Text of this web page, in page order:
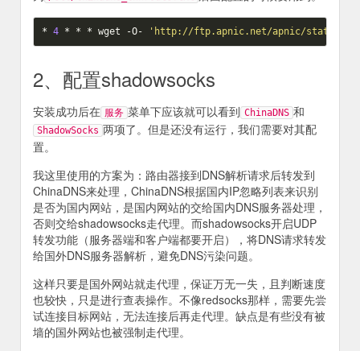
* 4 * * * wget -O- 'http://ftp.apnic.net/apnic/stats/
2、配置shadowsocks
安装成功后在 服务 菜单下应该就可以看到 ChinaDNS 和
ShadowSocks 两项了。但是还没有运行，我们需要对其配
置。
我这里使用的方案为：路由器接到DNS解析请求后转发到
ChinaDNS来处理，ChinaDNS根据国内IP忽略列表来识别
是否为国内网站，是国内网站的交给国内DNS服务器处理，
否则交给shadowsocks走代理。而shadowsocks开启UDP
转发功能（服务器端和客户端都要开启），将DNS请求转发
给国外DNS服务器解析，避免DNS污染问题。
这样只要是国外网站就走代理，保证万无一失，且判断速度
也较快，只是进行查表操作。不像redsocks那样，需要先尝
试连接目标网站，无法连接后再走代理。缺点是有些没有被
墙的国外网站也被强制走代理。